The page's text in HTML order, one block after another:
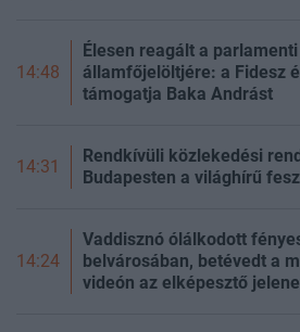
14:48
Élesen reagált a
államfőjelöltjére: a Fidesz
támogatja Baka Andrást
14:31
Rendkívüli közlekedési
Budapesten a világhírű
14:24
Vaddisznó ólálkodott
belvárosában, betévedt a
videón az elképesztő